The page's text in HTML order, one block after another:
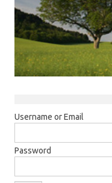
Username or Email
Password